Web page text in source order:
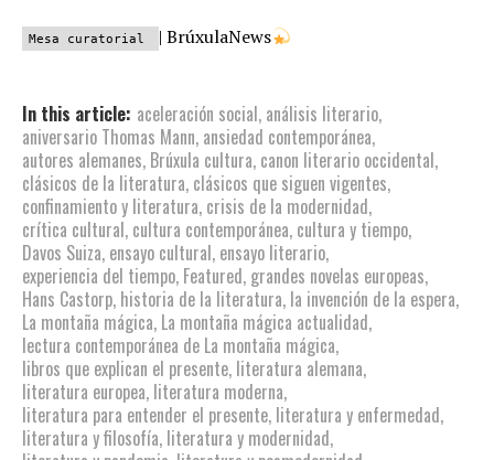
Mesa curatorial | BrúxulaNews
In this article: aceleración social, análisis literario,
aniversario Thomas Mann, ansiedad contemporánea,
autores alemanes, Brúxula cultura, canon literario occidental,
clásicos de la literatura, clásicos que siguen vigentes,
confinamiento y literatura, crisis de la modernidad,
crítica cultural, cultura contemporánea, cultura y tiempo,
Davos Suiza, ensayo cultural, ensayo literario,
experiencia del tiempo, Featured, grandes novelas europeas,
Hans Castorp, historia de la literatura, la invención de la espera,
La montaña mágica, La montaña mágica actualidad,
lectura contemporánea de La montaña mágica,
libros que explican el presente, literatura alemana,
literatura europea, literatura moderna,
literatura para entender el presente, literatura y enfermedad,
literatura y filosofía, literatura y modernidad,